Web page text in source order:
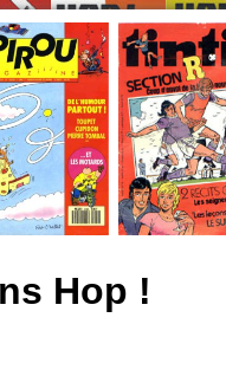
Hop !